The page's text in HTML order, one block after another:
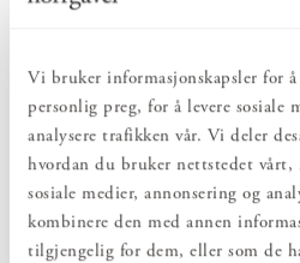
Vi bruker informasjonskapsler for
personlig preg, for å levere sosiale
analysere trafikken vår. Vi deler
hvordan du bruker nettstedet vårt,
sosiale medier, annonsering og
kombinere den med annen
tilgjengelig for dem, eller som de
Med Norrgavels fleksible
sammen individuelt tilpassede
angitte mål og ønsker. Her har vi
og komplette kombinasjoner. Enten
perfekt hjemme hos deg – eller så
og utgangspunkt for å sette